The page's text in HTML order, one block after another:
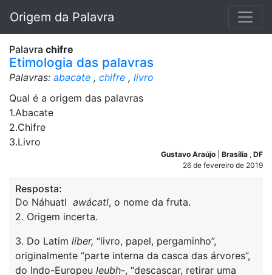
Origem da Palavra
Palavra chifre
Etimologia das palavras
Palavras: abacate , chifre , livro
Qual é a origem das palavras
1.Abacate
2.Chifre
3.Livro
Gustavo Araújo Brasília , DF
26 de fevereiro de 2019
Resposta:
Do Náhuatl awácatl, o nome da fruta.
2. Origem incerta.
3. Do Latim liber, “livro, papel, pergaminho”,
originalmente “parte interna da casca das árvores”,
do Indo-Europeu leubh-, “descascar, retirar uma